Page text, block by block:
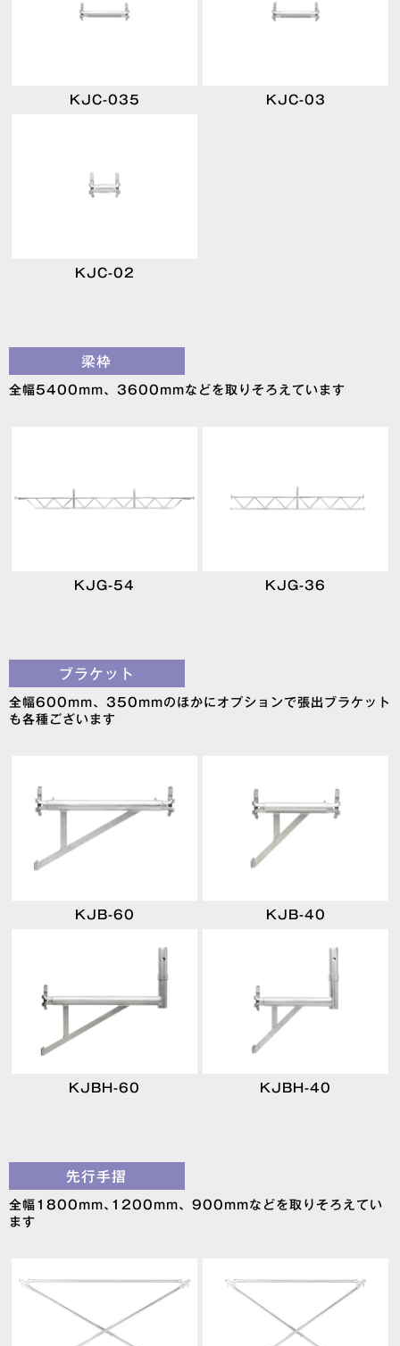
KJC-035 KJC-03
KJC-02
梁枠
全幅5400mm、3600mmなどを取りそろえています
KJG-54 KJG-36
ブラケット
全幅600mm、350mmのほかにオプションで張出ブラケット
も各種ございます
KJB-60 KJB-40
KJBH-60 KJBH-40
先行手摺
全幅1800mm､1200mm、900mmなどを取りそろえてい
ます